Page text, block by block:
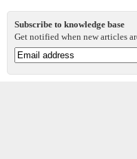
Subscribe to knowledge base
Get notified when new articles